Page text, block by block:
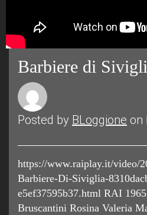
Barbiere di
Posted by BLoggione on
https://www.raiplay.it/video/
Barbiere-Di-Siviglia-
e5ef37595b37.html RAI
Bruscantini Rosina Valeria